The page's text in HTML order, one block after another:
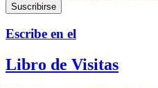
Escribe en el
Libro de Visitas